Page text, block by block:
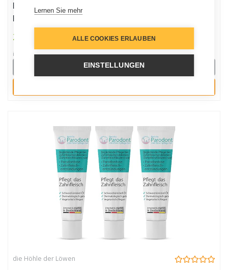
Bügel-Clou 00022 Bügelhilfe | Bekannt aus dem TV |
Für Ärmel von Hemden, Blusen & Shirts | Verhindert
Magnet | Silberfarben
24,90 €
inkl. 19% gesetzlicher MwSt.
Details
die Höhle der Löwen
Lernen Sie mehr
ALLE COOKIES ERLAUBEN
EINSTELLUNGEN